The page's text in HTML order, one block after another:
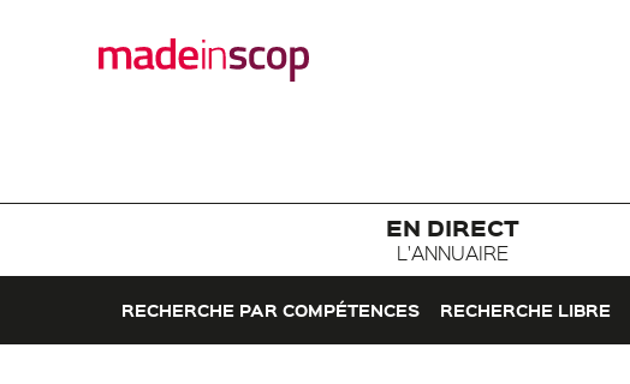
EN DIRECT
L'ANNUAIRE
RECHERCHE PAR COMPÉTENCES RECHERCHE LIBRE